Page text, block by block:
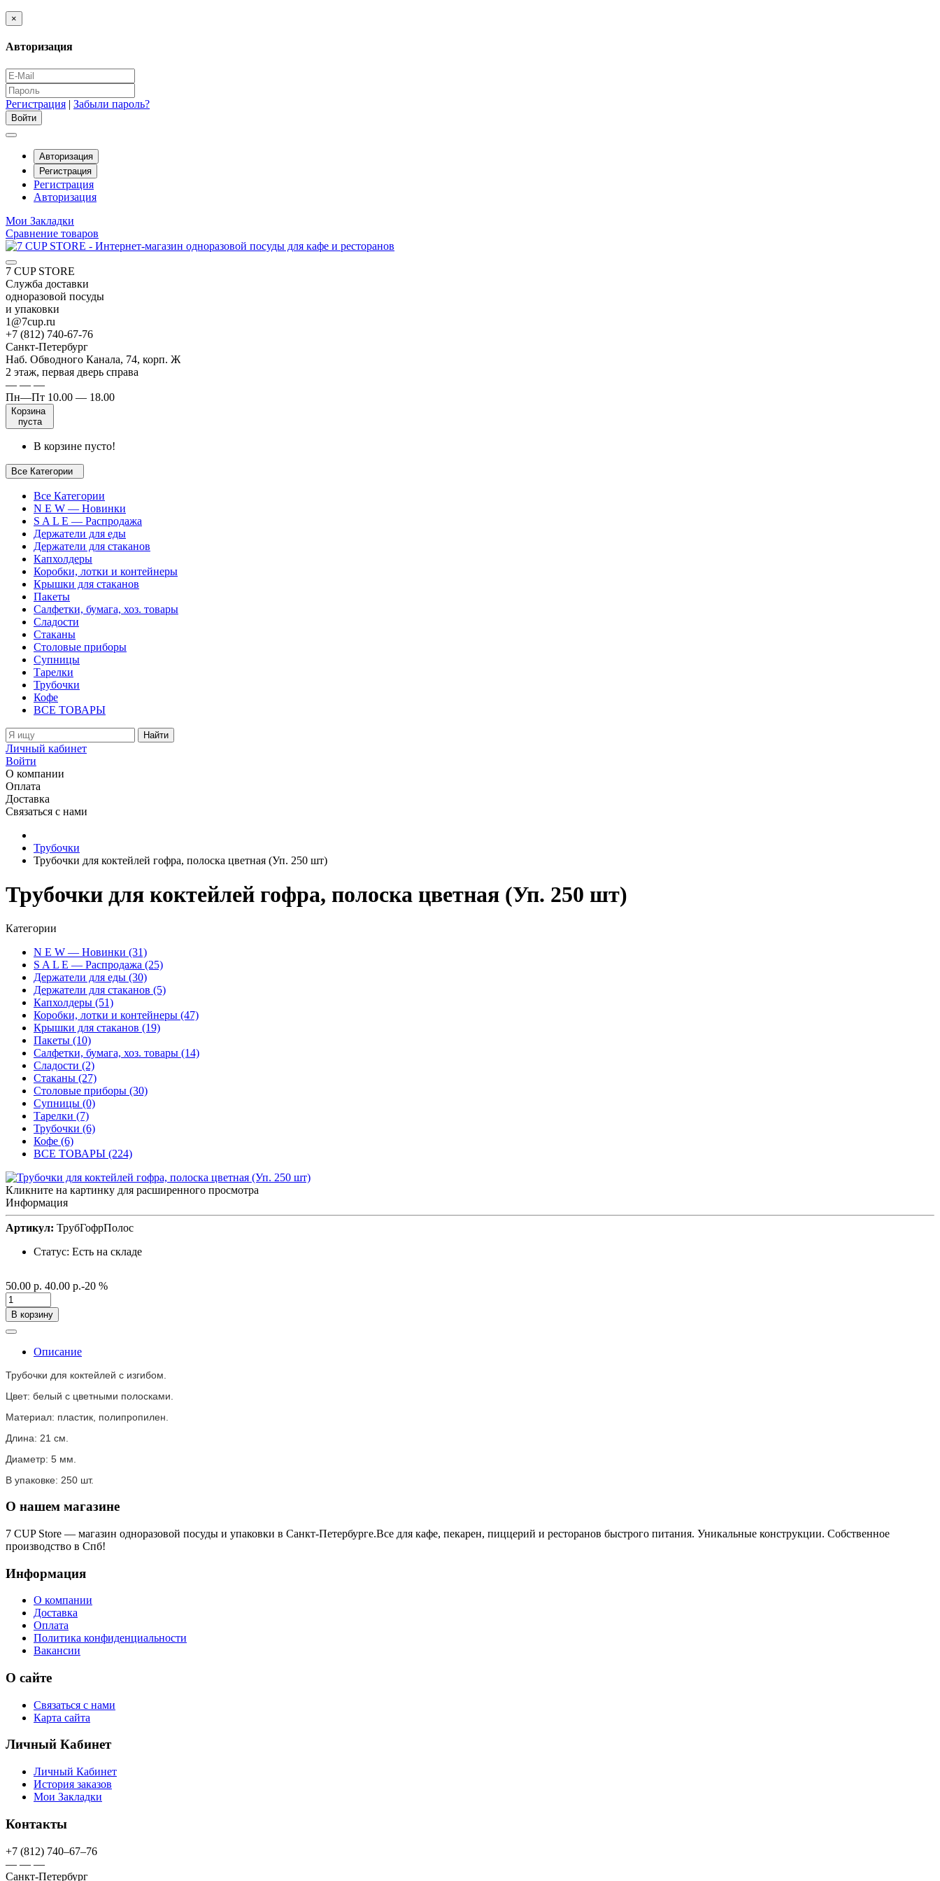
×
Авторизация
Регистрация | Забыли пароль?
Авторизация
Регистрация
Регистрация
Авторизация
Мои Закладки
Сравнение товаров
7 CUP STORE
Служба доставки
одноразовой посуды
и упаковки
1@7cup.ru
+7 (812) 740-67-76
Санкт-Петербург
Наб. Обводного Канала, 74, корп. Ж
2 этаж, первая дверь справа
— — —
Пн—Пт 10.00 — 18.00
Корзина
пуста
В корзине пусто!
Все Категории
Все Категории
N E W — Новинки
S A L E — Распродажа
Держатели для еды
Держатели для стаканов
Капхолдеры
Коробки, лотки и контейнеры
Крышки для стаканов
Пакеты
Салфетки, бумага, хоз. товары
Сладости
Стаканы
Столовые приборы
Супницы
Тарелки
Трубочки
Кофе
ВСЕ ТОВАРЫ
Найти
Личный кабинет
Войти
О компании
Оплата
Доставка
Связаться с нами
Трубочки
Трубочки для коктейлей гофра, полоска цветная (Уп. 250 шт)
Трубочки для коктейлей гофра, полоска цветная (Уп. 250 шт)
Категории
N E W — Новинки (31)
S A L E — Распродажа (25)
Держатели для еды (30)
Держатели для стаканов (5)
Капхолдеры (51)
Коробки, лотки и контейнеры (47)
Крышки для стаканов (19)
Пакеты (10)
Салфетки, бумага, хоз. товары (14)
Сладости (2)
Стаканы (27)
Столовые приборы (30)
Супницы (0)
Тарелки (7)
Трубочки (6)
Кофе (6)
ВСЕ ТОВАРЫ (224)
Кликните на картинку для расширенного просмотра
Информация
Артикул: ТрубГофрПолос
Статус: Есть на складе
50.00 р. 40.00 р.-20 %
В корзину
Описание
Трубочки для коктейлей с изгибом.
Цвет: белый с цветными полосками.
Материал: пластик, полипропилен.
Длина: 21 см.
Диаметр: 5 мм.
В упаковке: 250 шт.
О нашем магазине
7 CUP Store — магазин одноразовой посуды и упаковки в Санкт-Петербурге.Все для кафе, пекарен, пиццерий и ресторанов быстрого питания. Уникальные конструкции. Собственное
производство в Спб!
Информация
О компании
Доставка
Оплата
Политика конфиденциальности
Вакансии
О сайте
Связаться с нами
Карта сайта
Личный Кабинет
Личный Кабинет
История заказов
Мои Закладки
Контакты
+7 (812) 740–67–76
— — —
Санкт-Петербург